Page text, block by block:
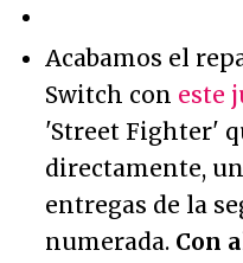
Acabamos el
Switch con este
'Street Fighter'
directamente,
entregas de la
numerada. Con